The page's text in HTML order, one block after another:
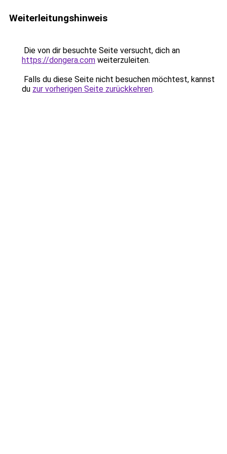
Weiterleitungshinweis
Die von dir besuchte Seite versucht, dich an
https://dongera.com weiterzuleiten.
Falls du diese Seite nicht besuchen möchtest, kannst
du zur vorherigen Seite zurückkehren.